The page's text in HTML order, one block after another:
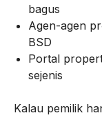
bagus
Agen-agen
BSD
Portal
sejenis
Kalau pemilik